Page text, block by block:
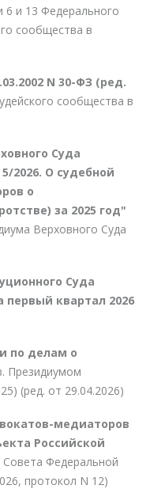
6 и 13 Федерального
сообщества в
N 30-ФЗ (ред.
сообщества в
Суда
2026. О судебной
о
за 2025 год"
Верховного Суда
Суда
квартал 2026
по делам о
Президиумом
(ред. от 29.04.2026)
медиаторов
Российской
Федеральной
протокол N 12)